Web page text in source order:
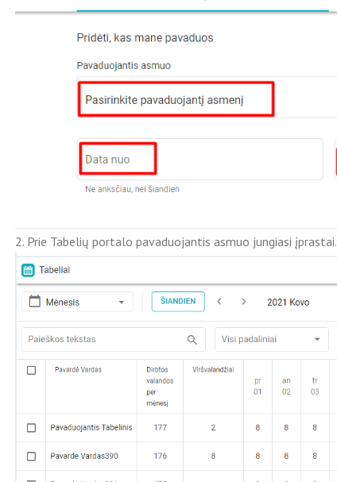
2. Prie Tabelių portalo pavaduojantis asmuo jungiasi įprastai.